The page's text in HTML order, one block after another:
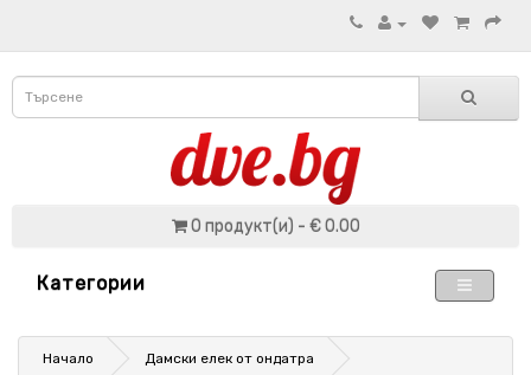
0 продукт(и) - € 0.00
Категории
Начало Дамски елек от ондатра